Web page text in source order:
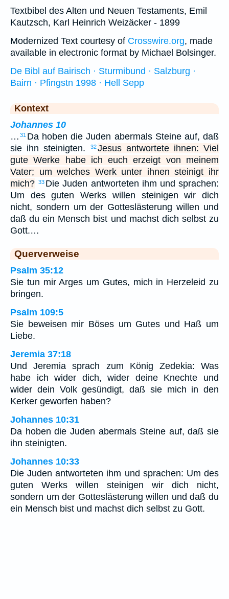
Textbibel des Alten und Neuen Testaments, Emil
Kautzsch, Karl Heinrich Weizäcker - 1899
Modernized Text courtesy of Crosswire.org, made
available in electronic format by Michael Bolsinger.
De Bibl auf Bairisch · Sturmibund · Salzburg ·
Bairn · Pfingstn 1998 · Hell Sepp
Kontext
Johannes 10
… 31 Da hoben die Juden abermals Steine auf, daß
sie ihn steinigten.
32Jesus antwortete ihnen: Viel
gute Werke habe ich euch erzeigt von meinem
Vater; um welches Werk unter ihnen steinigt ihr
mich? 33 Die Juden antworteten ihm und sprachen:
Um des guten Werks willen steinigen wir dich
nicht, sondern um der Gotteslästerung willen und
daß du ein Mensch bist und machst dich selbst zu
Gott.…
Querverweise
Psalm 35:12
Sie tun mir Arges um Gutes, mich in Herzeleid zu
bringen.
Psalm 109:5
Sie beweisen mir Böses um Gutes und Haß um
Liebe.
Jeremia 37:18
Und Jeremia sprach zum König Zedekia: Was
habe ich wider dich, wider deine Knechte und
wider dein Volk gesündigt, daß sie mich in den
Kerker geworfen haben?
Johannes 10:31
Da hoben die Juden abermals Steine auf, daß sie
ihn steinigten.
Johannes 10:33
Die Juden antworteten ihm und sprachen: Um des
guten Werks willen steinigen wir dich nicht,
sondern um der Gotteslästerung willen und daß du
ein Mensch bist und machst dich selbst zu Gott.